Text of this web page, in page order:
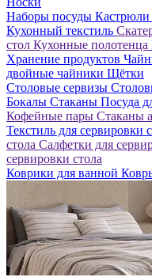
Наборы посуды Кастрюли
Кухонный текстиль
стол Кухонные полотенца
Хранение продуктов
двойные чайники Щётки
Столовые сервизы
Бокалы Стаканы Посуда
Кофейные пары Стаканы
Текстиль для сервировки
стола Салфетки для
сервировки стола
Коврики для ванной